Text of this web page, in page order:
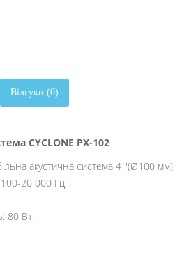
Відгуки (0)
CYCLONE PX-102
акустична система 4 "(Ø100 мм);
20 000 Гц;
80 Вт;